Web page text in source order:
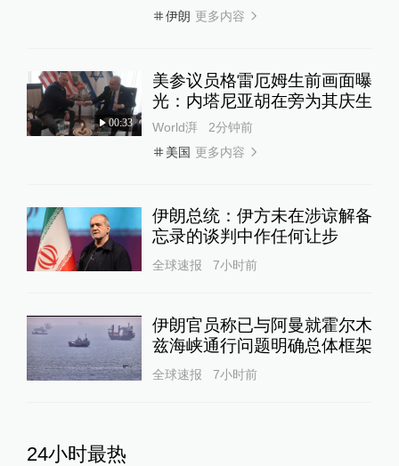
伊朗 更多内容
00:33
美参议员格雷厄姆生前画面曝
光：内塔尼亚胡在旁为其庆生
World湃
2分钟前
美国 更多内容
伊朗总统：伊方未在涉谅解备
忘录的谈判中作任何让步
全球速报 7小时前
伊朗官员称已与阿曼就霍尔木
兹海峡通行问题明确总体框架
全球速报 7小时前
24小时最热